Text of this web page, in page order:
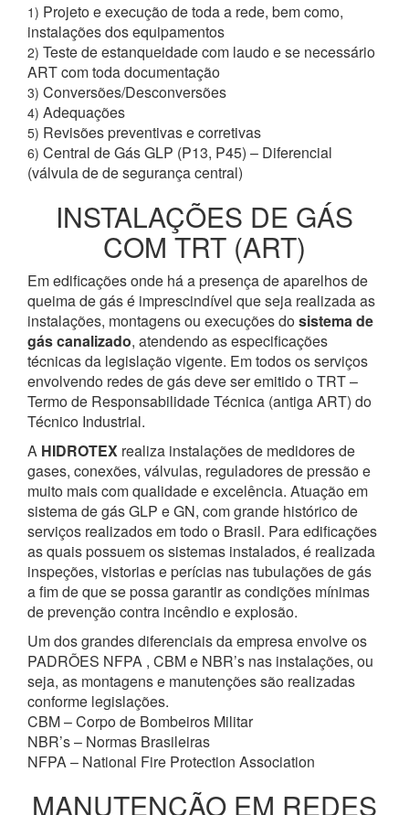
1) Projeto e execução de toda a rede, bem como,
instalações dos equipamentos
2) Teste de estanqueidade com laudo e se necessário
ART com toda documentação
3) Conversões/Desconversões
4) Adequações
5) Revisões preventivas e corretivas
6) Central de Gás GLP (P13, P45) – Diferencial
(válvula de de segurança central)
INSTALAÇÕES DE GÁS
COM TRT (ART)
Em edificações onde há a presença de aparelhos de
queima de gás é imprescindível que seja realizada as
instalações, montagens ou execuções dosistema de
gás canalizado, atendendo as especificações
técnicas da legislação vigente. Em todos os serviços
envolvendo redes de gás deve ser emitido o TRT –
Termo de Responsabilidade Técnica (antiga ART) do
Técnico Industrial.
A HIDROTEX realiza instalações de medidores de
gases, conexões, válvulas, reguladores de pressão e
muito mais com qualidade e excelência. Atuação em
sistema de gás GLP e GN, com grande histórico de
serviços realizados em todo o Brasil. Para edificações
as quais possuem os sistemas instalados, é realizada
inspeções, vistorias e perícias nas tubulações de gás
a fim de que se possa garantir as condições mínimas
de prevenção contra incêndio e explosão.
Um dos grandes diferenciais da empresa envolve os
PADRÕES NFPA , CBM e NBR’s nas instalações, ou
seja, as montagens e manutenções são realizadas
conforme legislações.
CBM – Corpo de Bombeiros Militar
NBR’s – Normas Brasileiras
NFPA – National Fire Protection Association
MANUTENÇÃO EM REDES